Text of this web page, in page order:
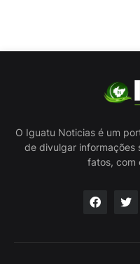
O Iguatu Noticias é um
de divulgar informações
fatos, com